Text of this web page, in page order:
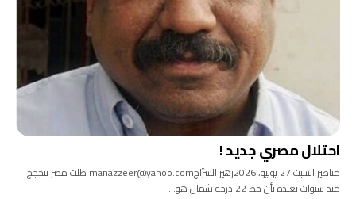
احتلال مصري جديد !
مناظير السبت 27 يونيو، 2026زهير السرَّاجmanazzeer@yahoo.com ظلت مصر تتحجج
منذ سنوات بعيدة بأن خط 22 درجة شمال هو…